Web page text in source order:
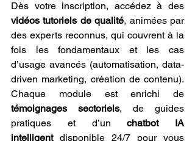
vidéos tutoriels de qualité, animées par
des experts reconnus, qui couvrent à la
fois les fondamentaux et les cas
d’usage avancés (automatisation, data-
driven marketing, création de contenu).
témoignages sectoriels, de guides
pratiques et d’un chatbot IA
intelligent disponible 24/7 pour vous